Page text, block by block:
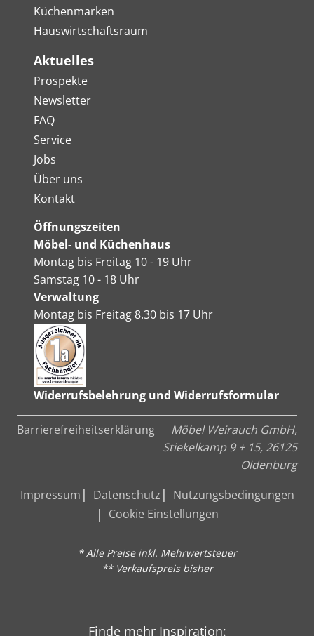
Küchenmarken
Hauswirtschaftsraum
Aktuelles
Prospekte
Newsletter
FAQ
Service
Jobs
Über uns
Kontakt
Öffnungszeiten
Möbel- und Küchenhaus
Montag bis Freitag 10 - 19 Uhr
Samstag 10 - 18 Uhr
Verwaltung
Montag bis Freitag 8.30 bis 17 Uhr
Widerrufsbelehrung und Widerrufsformular
Barrierefreiheitserklärung
Möbel Weirauch GmbH,
Stiekelkamp 9 + 15, 26125
Oldenburg
Impressum
Datenschutz
Nutzungsbedingungen
Cookie Einstellungen
* Alle Preise inkl. Mehrwertsteuer
** Verkaufspreis bisher
Finde mehr Inspiration: